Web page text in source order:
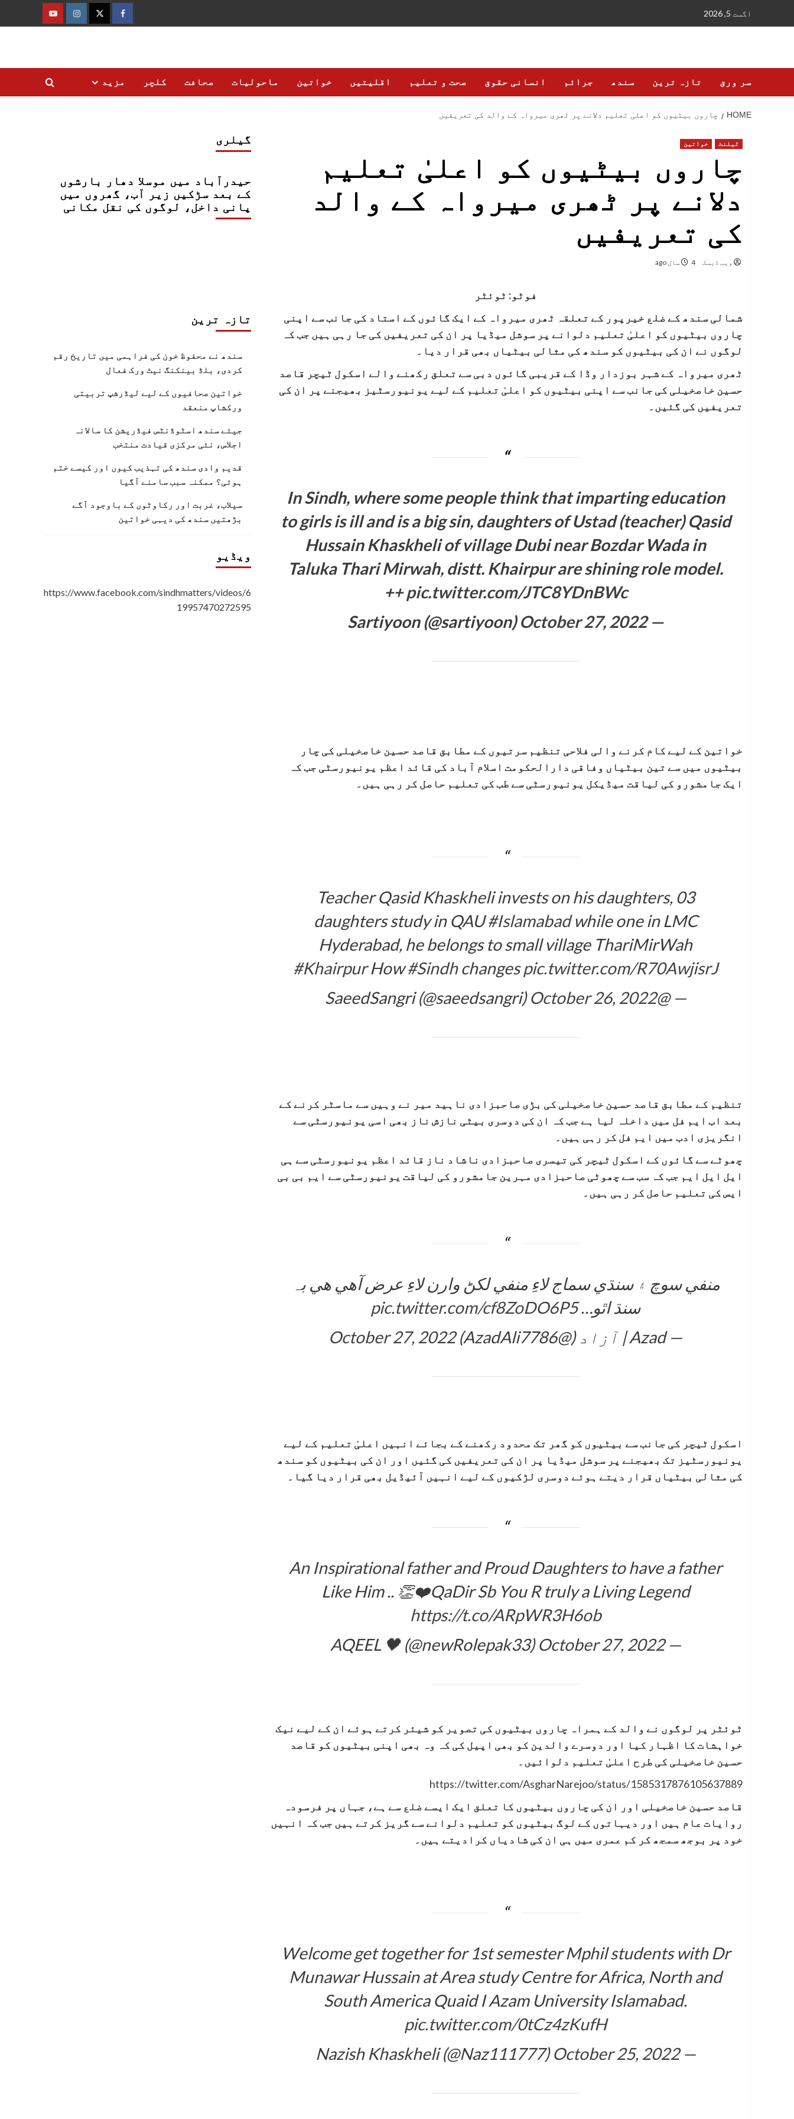
اگست 5, 2026
فیس
ٹوئٹرانسٹاگرام
یوٹیوب
سر ورق تازہ ترین سندھ جرائم انسانی حقوق صحت و تعلیم اقلیتیں خواتین ماحولیات صحافت کلچر مزید
HOME چاروں بیٹیوں کو اعلیٰ تعلیم دلانے پر ٹھری میرواہ کے والد کی تعریفیں
ٹیلنٹ خواتین
چاروں بیٹیوں کو اعلیٰ تعلیم
دلانے پر ٹھری میرواہ کے والد
کی تعریفیں
ویب ڈیسک 4 سال ago
فوٹو: ٹوئٹر
شمالی سندھ کے ضلع خیرپور کے تعلقہ ٹھری میرواہ کے ایک گائوں کے استاد کی جانب سے اپنی
چاروں بیٹیوں کو اعلیٰ تعلیم دلوانے پر سوشل میڈیا پر ان کی تعریفیں کی جا رہی ہیں جب کہ
لوگوں نے ان کی بیٹیوں کو سندھ کی مثالی بیٹیاں بھی قرار دیا۔
ٹھری میرواہ کے شہر بوزدار وڈا کے قریبی گائوں دبی سے تعلق رکھنے والے اسکول ٹیچر قاصد
حسین خاصخیلی کی جانب سے اپنی بیٹیوں کو اعلیٰ تعلیم کے لیے یونیورسٹیز بھیجنے پر ان کی
تعریفیں کی گئیں۔
In Sindh, where some people think that imparting education
to girls is ill and is a big sin, daughters of Ustad (teacher) Qasid
Hussain Khaskheli of village Dubi near Bozdar Wada in
Taluka Thari Mirwah, distt. Khairpur are shining role model.
++pic.twitter.com/JTC8YDnBWc
— Sartiyoon (@sartiyoon)
October 27, 2022
خواتین کے لیے کام کرنے والی فلاحی تنظیم سرتیوں کے مطابق قاصد حسین خاصخیلی کی چار
بیٹیوں میں سے تین بیٹیاں وفاقی دارالحکومت اسلام آباد کی قائد اعظم یونیورسٹی جب کہ
ایکجامشورو کی لیاقت میڈیکل یونیورسٹی سے طب کی تعلیم حاصل کر رہی ہیں۔
Teacher Qasid Khaskheli invests on his daughters, 03
daughters study in QAU#Islamabadwhile one in LMC
Hyderabad, he belongs to small village ThariMirWah
#KhairpurHow#Sindhchangespic.twitter.com/R70AwjisrJ
— @SaeedSangri (@saeedsangri)
October 26, 2022
تنظیم کے مطابق قاصد حسین خاصخیلی کی بڑی صاحبزادی ناہید میر نے وہیں سے ماسٹر کرنے کے
بعد اب ایم فل میں داخلہ لیا ہے جب کہ ان کی دوسری بیٹی نازش ناز بھی اسی یونیورسٹی سے
انگریزی ادب میں ایم فل کر رہی ہیں۔
چھوٹے سے گائوں کے اسکول ٹیچر کی تیسری صاحبزادی ناشاد ناز قائد اعظم یونیورسٹی سے ہی
ایل ایل ایم جب کہ سب سے چھوٹی صاحبزادی مہرین جامشورو کی لیاقت یونیورسٹی سے ایم بی بی
ایس کی تعلیم حاصل کر رہی ہیں۔
منفي سوچ ۽ سنڌي سماج لاءِ منفي لکڻ وارن لاءِ عرض آهي هي بہ
سنڌ اٿو…pic.twitter.com/cf8ZoDO6P5
— Azad | آزاد (@AzadAli7786)
October 27, 2022
اسکول ٹیچر کی جانب سے بیٹیوں کو گھر تک محدود رکھنے کے بجائے انہیں اعلیٰ تعلیم کے لیے
یونیورسٹیز تک بھیجنے پر سوشل میڈیا پر ان کی تعریفیں کی گئیں اور ان کی بیٹیوں کو سندھ
کی مثالی بیٹیاں قرار دیتے ہوئے دوسری لڑکیوں کے لیے انہیں آئیڈیل بھی قرار دیا گیا۔
An Inspirational father and Proud Daughters to have a father
Like Him .. 👏❤️QaDir Sb You R truly a Living Legend
https://t.co/ARpWR3H6ob
— AQEEL 🖤 (@newRolepak33)
October 27, 2022
ٹوئٹر پر لوگوں نے والد کے ہمراہ چاروں بیٹیوں کی تصویر کو شیئر کرتے ہوئے ان کے لیے نیک
خواہشات کا اظہار کیا اور دوسرے والدین کو بھی اپیل کی کہ وہ بھی اپنی بیٹیوں کو قاصد
حسین خاصخیلی کی طرح اعلیٰ تعلیم دلوائیں۔
https://twitter.com/AsgharNarejoo/status/1585317876105637889
قاصد حسین خاصخیلی اور ان کی چاروں بیٹیوں کا تعلق ایک ایسے ضلع سے ہے، جہاں پر فرسودہ
روایات عام ہیں اور دیہاتوں کے لوگ بیٹیوں کو تعلیم دلوانے سے گریز کرتے ہیں جب کہ انہیں
خود پر بوجھ سمجھ کر کم عمری میں ہی ان کی شادیاں کرادیتے ہیں۔
Welcome get together for 1st semester Mphil students with Dr
Munawar Hussain at Area study Centre for Africa, North and
South America Quaid I Azam University Islamabad.
pic.twitter.com/0tCz4zKufH
— Nazish Khaskheli (@Naz111777)
October 25, 2022
گیلری
حیدرآباد میں موسلا دھار بارشوں
کے بعد سڑکیں زیر آب، گھروں میں
پانی داخل، لوگوں کی نقل مکانی
تازہ ترین
سندھ نے محفوظ خون کی فراہمی میں تاریخ رقم
کردی، بلڈ بینکنگ نیٹ ورک فعال
خواتین صحافیوں کے لیے لیڈرشپ تربیتی
ورکشاپ منعقد
جیئے سندھ اسٹوڈنٹس فیڈریشن کا سالانہ
اجلاس، نئی مرکزی قیادت منتخب
قدیم وادی سندھ کی تہذیب کیوں اور کیسے ختم
ہوئی؟ ممکنہ سبب سامنے آگیا
سیلاب، غربت اور رکاوٹوں کے باوجود آگے
بڑھتیں سندھ کی دیہی خواتین
ویڈیو
https://www.facebook.com/sindhmatters/videos/6
19957470272595